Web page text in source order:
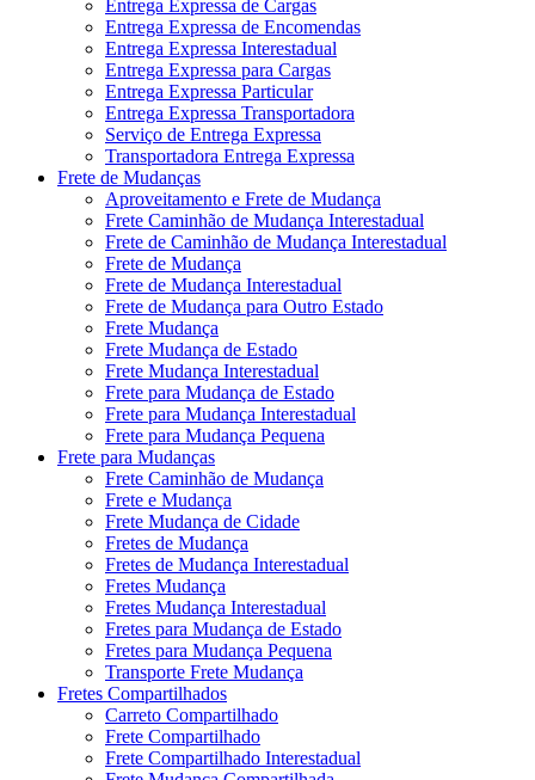
Entrega Expressa de Cargas
Entrega Expressa de Encomendas
Entrega Expressa Interestadual
Entrega Expressa para Cargas
Entrega Expressa Particular
Entrega Expressa Transportadora
Serviço de Entrega Expressa
Transportadora Entrega Expressa
Frete de Mudanças
Aproveitamento e Frete de Mudança
Frete Caminhão de Mudança Interestadual
Frete de Caminhão de Mudança Interestadual
Frete de Mudança
Frete de Mudança Interestadual
Frete de Mudança para Outro Estado
Frete Mudança
Frete Mudança de Estado
Frete Mudança Interestadual
Frete para Mudança de Estado
Frete para Mudança Interestadual
Frete para Mudança Pequena
Frete para Mudanças
Frete Caminhão de Mudança
Frete e Mudança
Frete Mudança de Cidade
Fretes de Mudança
Fretes de Mudança Interestadual
Fretes Mudança
Fretes Mudança Interestadual
Fretes para Mudança de Estado
Fretes para Mudança Pequena
Transporte Frete Mudança
Fretes Compartilhados
Carreto Compartilhado
Frete Compartilhado
Frete Compartilhado Interestadual